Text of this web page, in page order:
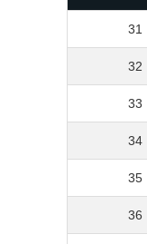
31
32
33
34
35
36